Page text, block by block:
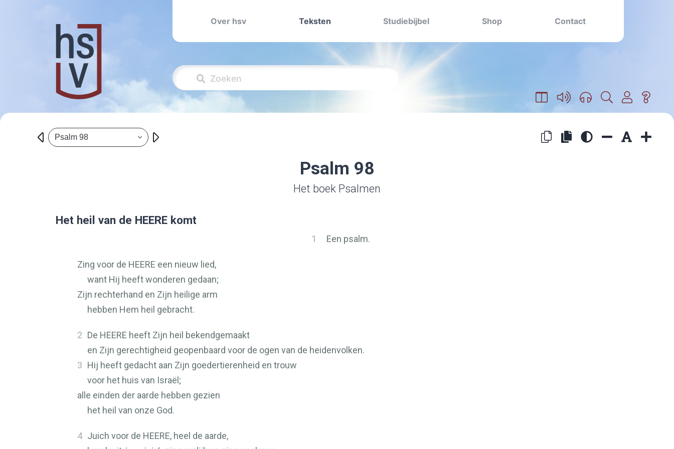
Over hsv Teksten Studiebijbel Shop Contact
Psalm 98
Psalm 98
Het boek Psalmen
Het heil van de HEERE komt
1 Een psalm.
Zing voor de HEERE een nieuw lied,
want Hij heeft wonderen gedaan;
Zijn rechterhand en Zijn heilige arm
hebben Hem heil gebracht.
2 De HEERE heeft Zijn heil bekendgemaakt
en Zijn gerechtigheid geopenbaard voor de ogen van de heidenvolken.
3 Hij heeft gedacht aan Zijn goedertierenheid en trouw
voor het huis van Israël;
alle einden der aarde hebben gezien
het heil van onze God.
4 Juich voor de HEERE, heel de aarde,